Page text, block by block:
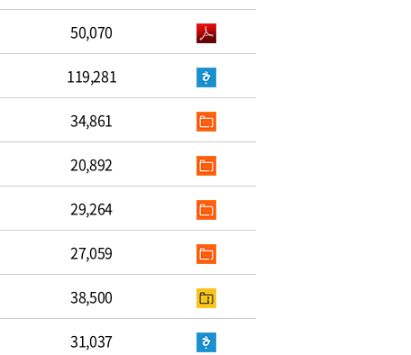
50,070
119,281
34,861
20,892
29,264
27,059
38,500
31,037